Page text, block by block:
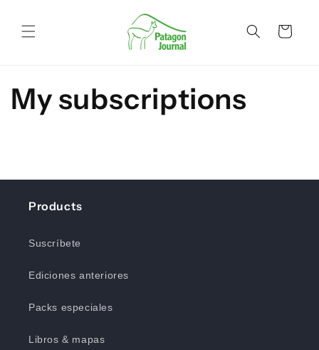
al contenido
Carrito
My subscriptions
Products
Suscríbete
Ediciones anteriores
Packs especiales
Libros & mapas